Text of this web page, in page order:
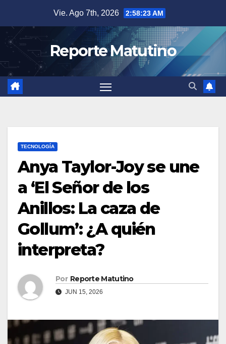
contenido
Vie. Ago 7th, 2026 2:58:23 AM
Reporte Matutino
TECNOLOGÍA
Anya Taylor-Joy se une
a ‘El Señor de los
Anillos: La caza de
Gollum’: ¿A quién
interpreta?
Por Reporte Matutino
JUN 15, 2026